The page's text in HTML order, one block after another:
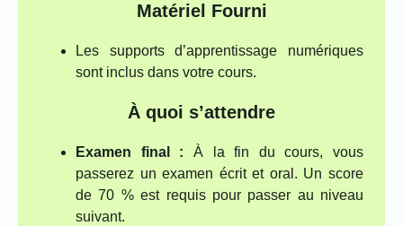
Matériel Fourni
Les supports d’apprentissage numériques
sont inclus dans votre cours.
À quoi s’attendre
Examen final : À la fin du cours, vous
passerez un examen écrit et oral. Un score
de 70 % est requis pour passer au niveau
suivant.